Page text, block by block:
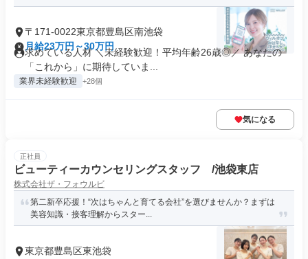
〒171-0022東京都豊島区南池袋
月給23万円～30万円
求めている人材 ＼未経験歓迎！平均年齢26歳◎／ あなたの
「これから」に期待していま...
業界未経験歓迎 +28個
気になる
正社員
ビューティーカウンセリングスタッフ /池袋東店
株式会社ザ・フォウルビ
第二新卒応援！“次はちゃんと育てる会社”を選びませんか？まずは
美容知識・接客理解からスター...
東京都豊島区東池袋